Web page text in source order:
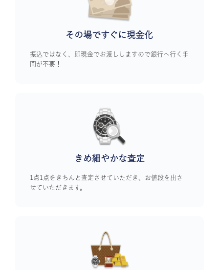
その場ですぐに現金化
振込ではなく、即現金でお渡ししますので銀行へ行く手
間が不要！
きめ細やかな査定
1点1点をきちんと査定させていただき、お値段を出さ
せていただきます。